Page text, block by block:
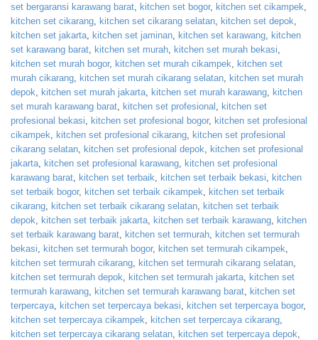
set bergaransi karawang barat
kitchen set bogor, kitchen set cikampek
kitchen set cikarang
kitchen set cikarang selatan kitchen set depok
kitchen set jakarta
kitchen set jaminan kitchen set karawang
kitchen
set karawang barat
kitchen set murah kitchen set murah bekasi
kitchen set murah bogor, kitchen set murah cikampek
kitchen set
murah cikarang
kitchen set murah cikarang selatan
kitchen set murah
depok
kitchen set murah jakarta kitchen set murah karawang
kitchen
set murah karawang barat
kitchen set profesional
kitchen set
profesional bekasi
kitchen set profesional bogor, kitchen set profesional
cikampek
kitchen set profesional cikarang
kitchen set profesional
cikarang selatan
kitchen set profesional depok
kitchen set profesional
jakarta
kitchen set profesional karawang
kitchen set profesional
karawang barat
kitchen set terbaik kitchen set terbaik bekasi
kitchen
set terbaik bogor, kitchen set terbaik cikampek
kitchen set terbaik
cikarang
kitchen set terbaik cikarang selatan
kitchen set terbaik
depok
kitchen set terbaik jakarta kitchen set terbaik karawang
kitchen
set terbaik karawang barat
kitchen set termurah
kitchen set termurah
bekasi
kitchen set termurah bogor, kitchen set termurah cikampek
kitchen set termurah cikarang
kitchen set termurah cikarang selatan
kitchen set termurah depok
kitchen set termurah jakarta
kitchen set
termurah karawang
kitchen set termurah karawang barat
kitchen set
terpercaya
kitchen set terpercaya bekasi kitchen set terpercaya bogor,
kitchen set terpercaya cikampek
kitchen set terpercaya cikarang
kitchen set terpercaya cikarang selatan
kitchen set terpercaya depok